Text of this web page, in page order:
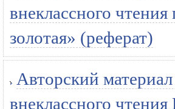
внеклассного
золотая» (реферат)
Авторский
внеклассного